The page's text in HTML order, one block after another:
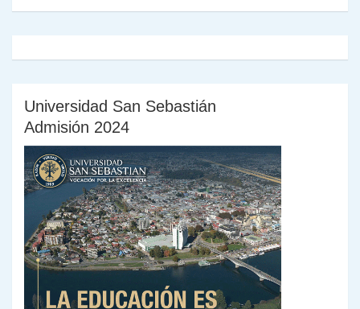
Universidad San Sebastián
Admisión 2024